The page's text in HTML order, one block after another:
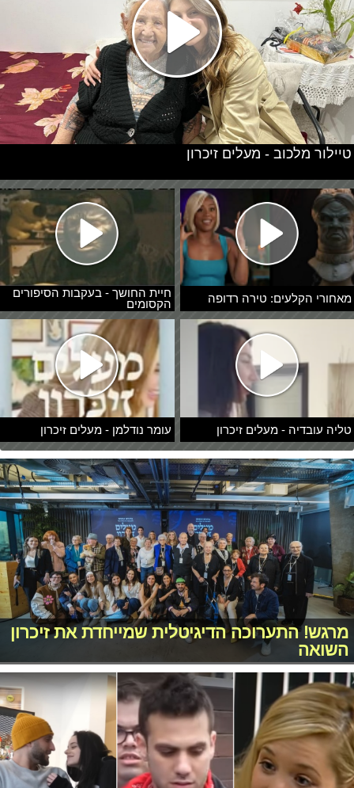
מאחורי הקלעים: טירה רדופה
חיית החושך - בעקבות הסיפורים
הקסומים
טליה עובדיה - מעלים זיכרון עומר נודלמן - מעלים זיכרון
טיילור מלכוב - מעלים זיכרון
מרגש! התערוכה הדיגיטלית שמייחדת את זיכרון
השואה